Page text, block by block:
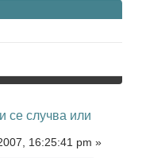
се случва или
16:25:41 pm »